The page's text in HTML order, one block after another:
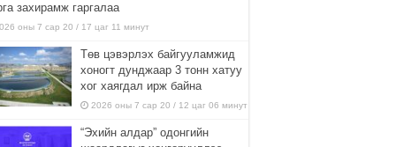
захирамж гаргалаа
оны 7 сар 20 / 17 цаг 11 минут
Төв цэвэрлэх байгууламжид
хоногт дунджаар 3 тонн хатуу
хог хаягдал ирж байна
2026 оны 7 сар 20 / 12 цаг 06 минут
“Эхийн алдар” одонгийн